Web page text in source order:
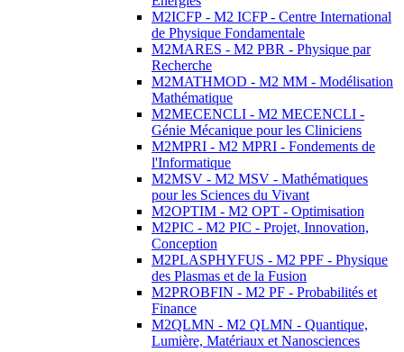
M2ICFP - M2 ICFP - Centre International
de Physique Fondamentale
M2MARES - M2 PBR - Physique par
Recherche
M2MATHMOD - M2 MM - Modélisation
Mathématique
M2MECENCLI - M2 MECENCLI -
Génie Mécanique pour les Cliniciens
M2MPRI - M2 MPRI - Fondements de
l'Informatique
M2MSV - M2 MSV - Mathématiques
pour les Sciences du Vivant
M2OPTIM - M2 OPT - Optimisation
M2PIC - M2 PIC - Projet, Innovation,
Conception
M2PLASPHYFUS - M2 PPF - Physique
des Plasmas et de la Fusion
M2PROBFIN - M2 PF - Probabilités et
Finance
M2QLMN - M2 QLMN - Quantique,
Lumière, Matériaux et Nanosciences